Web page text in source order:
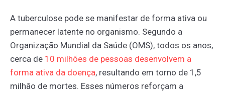
A tuberculose pode se manifestar de forma ativa ou
permanecer latente no organismo. Segundo a
Organização Mundial da Saúde (OMS), todos os anos,
cerca de 10 milhões de pessoas desenvolvem a
forma ativa da doença, resultando em torno de 1,5
milhão de mortes. Esses números reforçam a